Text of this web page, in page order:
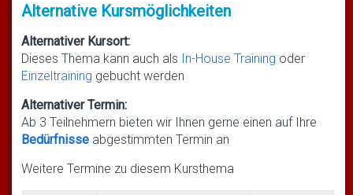
Alternative Kursmöglichkeiten
Alternativer Kursort:
Dieses Thema kann auch als In-House Training oder
Einzeltraining gebucht werden
Alternativer Termin:
Ab 3 Teilnehmern bieten wir Ihnen gerne einen auf Ihre
Bedürfnisse abgestimmten Termin an
Weitere Termine zu diesem Kursthema